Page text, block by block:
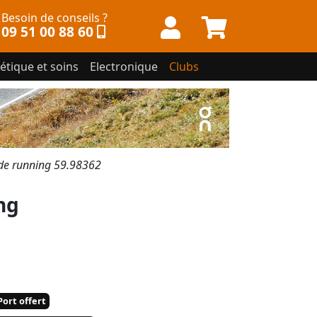
Besoin de conseils ?
09 51 00 88 60
et soins Electronique Clubs
running 59.98362
offert